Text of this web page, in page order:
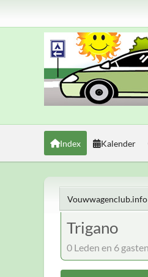
Index Kalender
Vouwwagenclub.info
Trigano
0 Leden en 6